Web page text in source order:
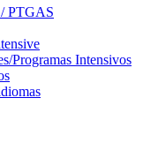
/ PTGAS
Programas Intensivos